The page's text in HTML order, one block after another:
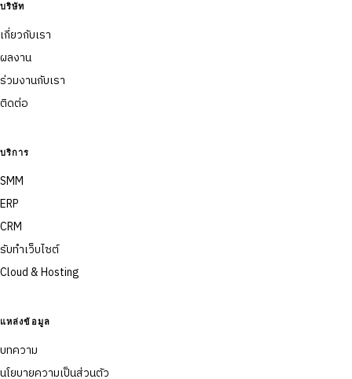
บริษัท
เกี่ยวกับเรา
ผลงาน
ร่วมงานกับเรา
ติดต่อ
บริการ
SMM
ERP
CRM
รับทำเว็บไซต์
Cloud & Hosting
แหล่งข้อมูล
บทความ
นโยบายความเป็นส่วนตัว